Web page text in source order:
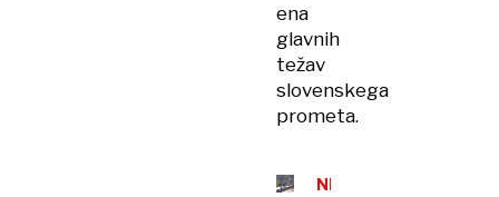
ena
glavnih
težav
slovenskega
prometa.
NESREČA